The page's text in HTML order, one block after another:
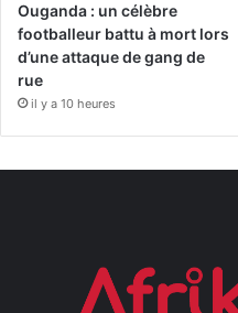
Ouganda : un célèbre
footballeur battu à mort lors
d’une attaque de gang de
rue
il y a 10 heures